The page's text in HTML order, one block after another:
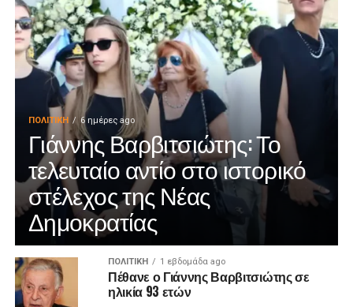
ΠΟΛΙΤΙΚΉ 6 ημέρες ago
Γιάννης Βαρβιτσιώτης: Το
τελευταίο αντίο στο ιστορικό
στέλεχος της Νέας
Δημοκρατίας
ΠΟΛΙΤΙΚΉ 1 εβδομάδα ago
Πέθανε ο Γιάννης Βαρβιτσιώτης σε
ηλικία 93 ετών